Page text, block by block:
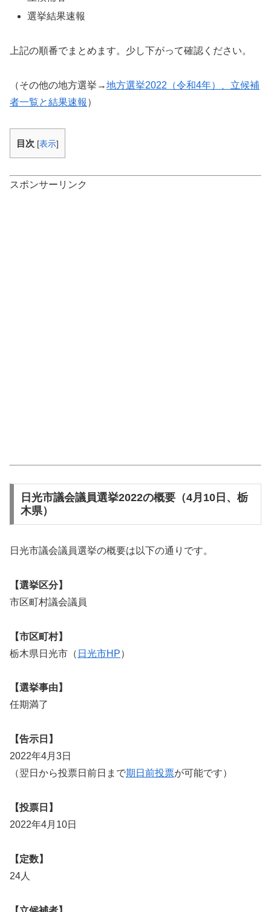
選挙結果速報
上記の順番でまとめます。少し下がって確認ください。
（その他の地方選挙→地方選挙2022（令和4年）、立候補
者一覧と結果速報 ）
目次 [表示]
スポンサーリンク
日光市議会議員選挙2022の概要（4月10日、栃
木県）
日光市議会議員選挙の概要は以下の通りです。
【選挙区分】
市区町村議会議員
【市区町村】
栃木県日光市（ 日光市HP）
【選挙事由】
任期満了
【告示日】
2022年4月3日
（翌日から投票日前日まで期日前投票が可能です）
【投票日】
2022年4月10日
【定数】
24人